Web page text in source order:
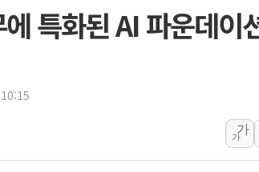
[오늘의 정치일정] 8월 7일(금)
[오늘의 국회일정] 상임위·세
구광모, 내주 실리콘밸리서
뉴욕증시 개장 전 특징주...
특화된 AI 파운데이
가
가